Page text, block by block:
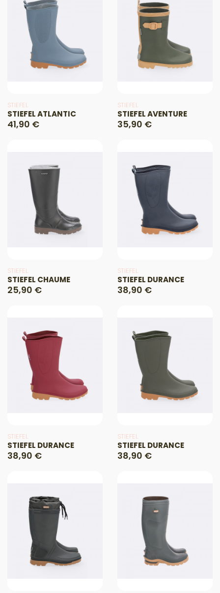
STIEFEL
STIEFEL ATLANTIC
41,90 €
STIEFEL
STIEFEL AVENTURE
35,90 €
STIEFEL
STIEFEL CHAUME
25,90 €
STIEFEL
STIEFEL DURANCE
38,90 €
STIEFEL
STIEFEL DURANCE
38,90 €
STIEFEL
STIEFEL DURANCE
38,90 €